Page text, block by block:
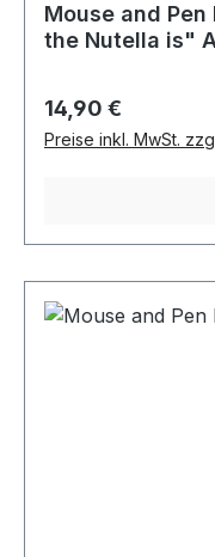
Mouse and
the Nutella is"
Regulärer Preis:
14,90 €
Preise inkl. MwSt.